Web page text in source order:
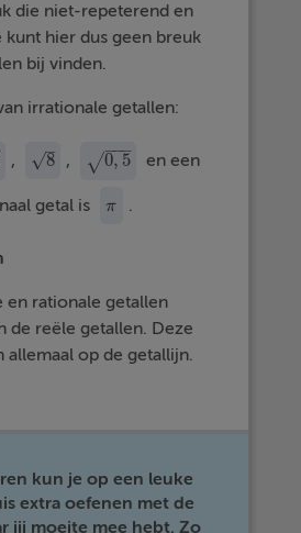
die niet-repeterend en
kunt hier dus geen breuk
bij vinden.
irrationale getallen:
, 8
–
√
8 , 0, 5
−−
−
√
0,5 en een
getal is π
π .
en rationale getallen
de reële getallen. Deze
allemaal op de getallijn.
kun je op een leuke
extra oefenen met de
jij moeite mee hebt. Zo